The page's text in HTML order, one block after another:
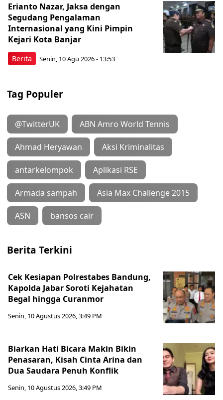
Berita
Erianto Nazar, Jaksa dengan
Segudang Pengalaman
Internasional yang Kini Pimpin
Kejari Kota Banjar
Senin, 10 Agu 2026 - 13:53
Tag Populer
@TwitterUK ABN Amro World Tennis
Ahmad Heryawan Aksi Kriminalitas
antarkelompok Aplikasi RSE
Armada sampah Asia Max Challenge 2015
ASN bansos cair
Berita Terkini
Cek Kesiapan Polrestabes Bandung,
Kapolda Jabar Soroti Kejahatan
Begal hingga Curanmor
Senin, 10 Agustus 2026, 3:49 PM
Biarkan Hati Bicara Makin Bikin
Penasaran, Kisah Cinta Arina dan
Dua Saudara Penuh Konflik
Senin, 10 Agustus 2026, 3:49 PM